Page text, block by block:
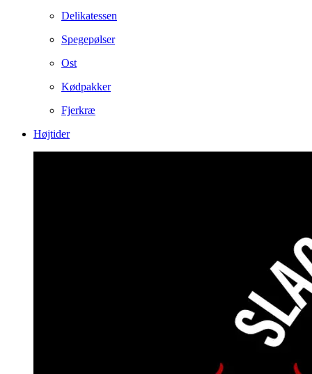
Delikatessen
Spegepølser
Ost
Kødpakker
Fjerkræ
Højtider